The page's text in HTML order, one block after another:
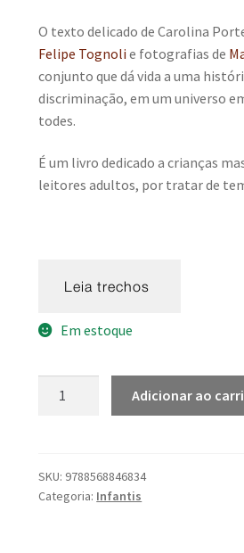
O texto delicado de Carolina
Felipe Tognoli e fotografias de
conjunto que dá vida a uma
discriminação, em um universo
todes.
É um livro dedicado a crianças
leitores adultos, por tratar de
Em estoque
Adicionar ao
SKU: 9788568846834
Categoria: Infantis